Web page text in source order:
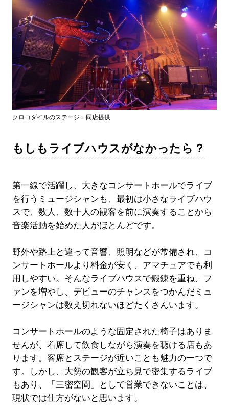
クロコダイルのステージ＝同店提供
もしもライブハウスがなかったら？
第一線で活躍し、大きなコンサートホールでライブ
を行うミュージシャンも、最初は小さなライブハウ
スで、数人、数十人の観客を前に演奏することから
音楽活動を始めた人がほとんどです。
野外や路上と違って音響、照明などが常備され、コ
ンサートホールより料金が安く、アマチュアでも利
用しやすい。そんなライブハウスで鍛錬を重ね、フ
ァンを増やし、デビューのチャンスをつかんだミュ
ージシャンは数え切れないほどたくさんいます。
コンサートホールのような固定された椅子はありま
せんが、着席して飲食しながら演奏を聴ける店もあ
ります。客席とステージが近いことも魅力の一つで
す。しかし、大勢の観客が立ち見で密集するライブ
もあり、「三密空間」として営業できないことは、
現状では仕方がないと思います。